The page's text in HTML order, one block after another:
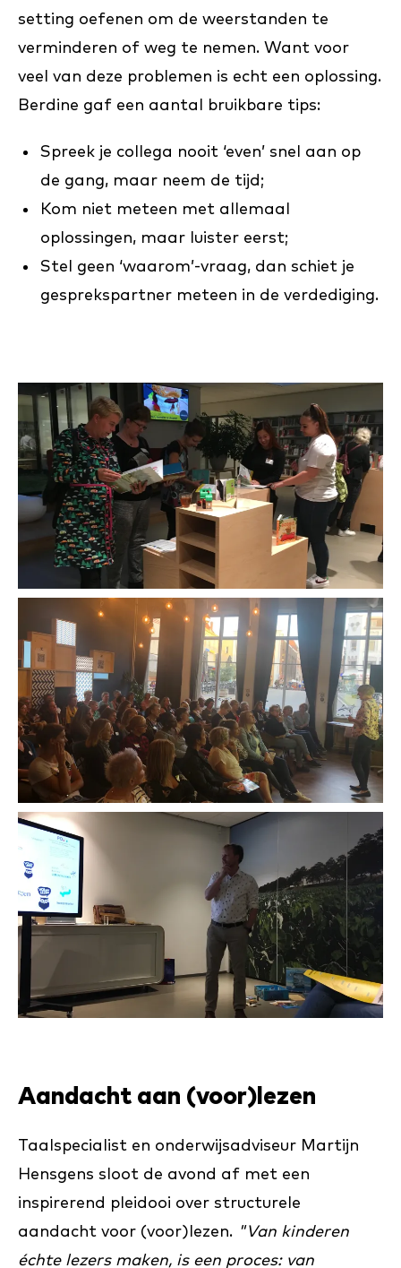
setting oefenen om de weerstanden te
verminderen of weg te nemen. Want voor
veel van deze problemen is echt een oplossing.
Berdine gaf een aantal bruikbare tips:
Spreek je collega nooit ‘even’ snel aan op
de gang, maar neem de tijd;
Kom niet meteen met allemaal
oplossingen, maar luister eerst;
Stel geen ‘waarom’-vraag, dan schiet je
gesprekspartner meteen in de verdediging.
Aandacht aan (voor)lezen
Taalspecialist en onderwijsadviseur Martijn
Hensgens sloot de avond af met een
inspirerend pleidooi over structurele
aandacht voor (voor)lezen. "Van kinderen
échte lezers maken, is een proces: van